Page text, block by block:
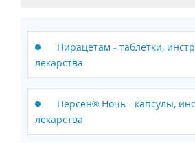
Пирацетам - таблетки,
лекарства
Персен® Ночь - капсулы,
лекарства